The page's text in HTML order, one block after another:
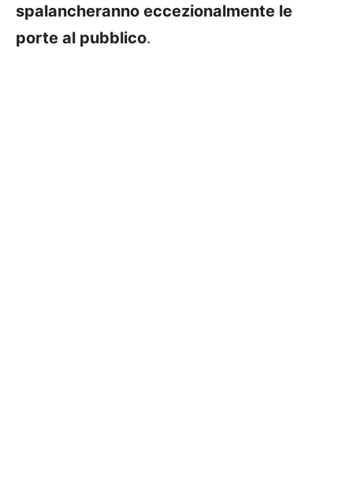
spalancheranno eccezionalmente le
porte al pubblico.